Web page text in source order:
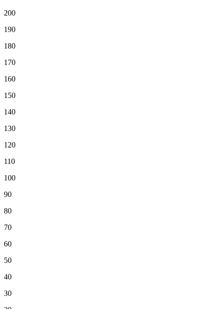
200
190
180
170
160
150
140
130
120
110
100
90
80
70
60
50
40
30